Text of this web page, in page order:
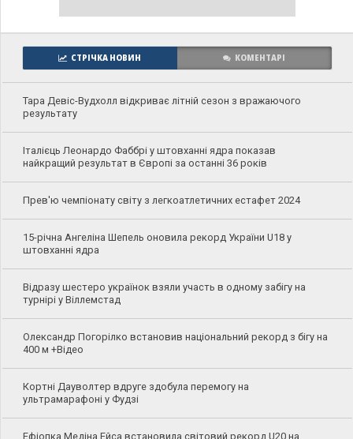
СТРІЧКА НОВИН КОМЕНТАРІ
Тара Девіс-Вудхолл відкриває літній сезон з вражаючого
результату
Італієць Леонардо Фаббрі у штовханні ядра показав
найкращий результат в Європі за останні 36 років
Прев'ю чемпіонату світу з легкоатлетичних естафет 2024
15-річна Ангеліна Шепель оновила рекорд України U18 у
штовханні ядра
Відразу шестеро українок взяли участь в одному забігу на
турнірі у Віллемстад
Олександр Погорілко встановив національний рекорд з бігу на
400 м +Відео
Кортні Дауволтер вдруге здобула перемогу на
ультрамарафоні у Фудзі
Ефіопка Медіна Ейса встановила світовий рекорд U20 на